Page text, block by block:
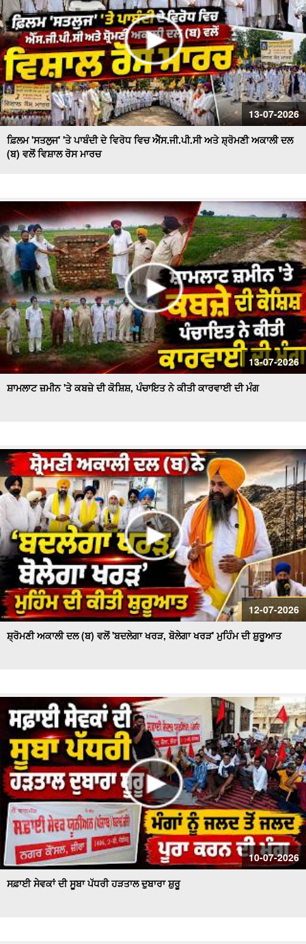
13-07-2026
ਫ਼ਿਲਮ 'ਸਤਲੁਜ' 'ਤੇ ਪਾਬੰਦੀ ਦੇ ਵਿਰੋਧ ਵਿਚ ਐੱਸ.ਜੀ.ਪੀ.ਸੀ ਅਤੇ ਸ਼੍ਰੋਮਣੀ ਅਕਾਲੀ ਦਲ
(ਬ) ਵਲੋਂ ਵਿਸ਼ਾਲ ਰੋਸ ਮਾਰਚ
13-07-2026
ਸ਼ਾਮਲਾਟ ਜ਼ਮੀਨ 'ਤੇ ਕਬਜ਼ੇ ਦੀ ਕੋਸ਼ਿਸ਼, ਪੰਚਾਇਤ ਨੇ ਕੀਤੀ ਕਾਰਵਾਈ ਦੀ ਮੰਗ
12-07-2026
ਸ਼੍ਰੋਮਣੀ ਅਕਾਲੀ ਦਲ (ਬ) ਵਲੋਂ 'ਬਦਲੇਗਾ ਖਰੜ, ਬੋਲੇਗਾ ਖਰੜ' ਮੁਹਿੰਮ ਦੀ ਸ਼ੁਰੂਆਤ
10-07-2026
ਸਫ਼ਾਈ ਸੇਵਕਾਂ ਦੀ ਸੂਬਾ ਪੱਧਰੀ ਹੜਤਾਲ ਦੁਬਾਰਾ ਸ਼ੁਰੂ